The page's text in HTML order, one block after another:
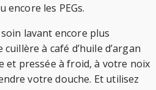
les PEGs.
lavant encore plus
à café d’huile d’argan
et pressée à froid, à votre noix
votre douche. Et utilisez